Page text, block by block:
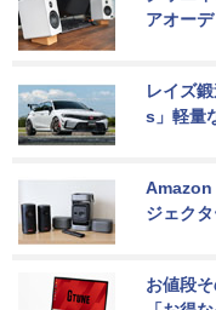
アオー
レイズ
s」軽量
Amazon
ジェク
お値段